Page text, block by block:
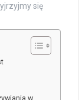
się
w